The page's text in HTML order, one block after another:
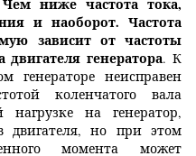
Чем ниже частота тока,
и наоборот. Частота
зависит от частоты
генератора. К
генераторе неисправен
коленчатого вала
на генератор,
двигателя, но при этом
момента может